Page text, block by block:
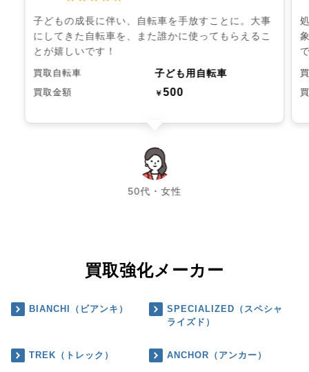
子どもの成長に伴い、自転車を手放すことに。大事
にしてきた自転車を、また誰かに使ってもらえるこ
とが嬉しいです！
買取自転車 子ども用自転車
買取金額 ￥500
50代・女性
chevron_left chevron_right
買取強化メーカー
BIANCHI（ビアンキ）
SPECIALIZED（スペシャ
ライズド）
TREK（トレック） ANCHOR（アンカー）